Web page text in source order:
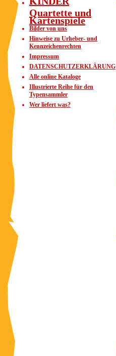
Quartette und
Kartenspiele
Bilder von uns
Hinweise zu Urheber- und
Kennzeichenrechten
Impressum
DATENSCHUTZERKLÄRUNG
Alle online Kataloge
Illustrierte Reihe für den
Typensammler
Wer liefert was?